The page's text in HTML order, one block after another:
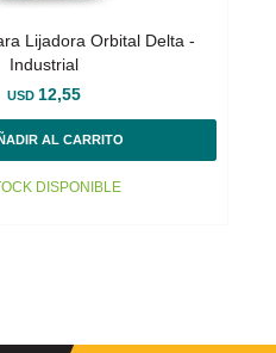
Lijadora Orbital Delta -
Industrial
USD 12,55
DISPONIBLE